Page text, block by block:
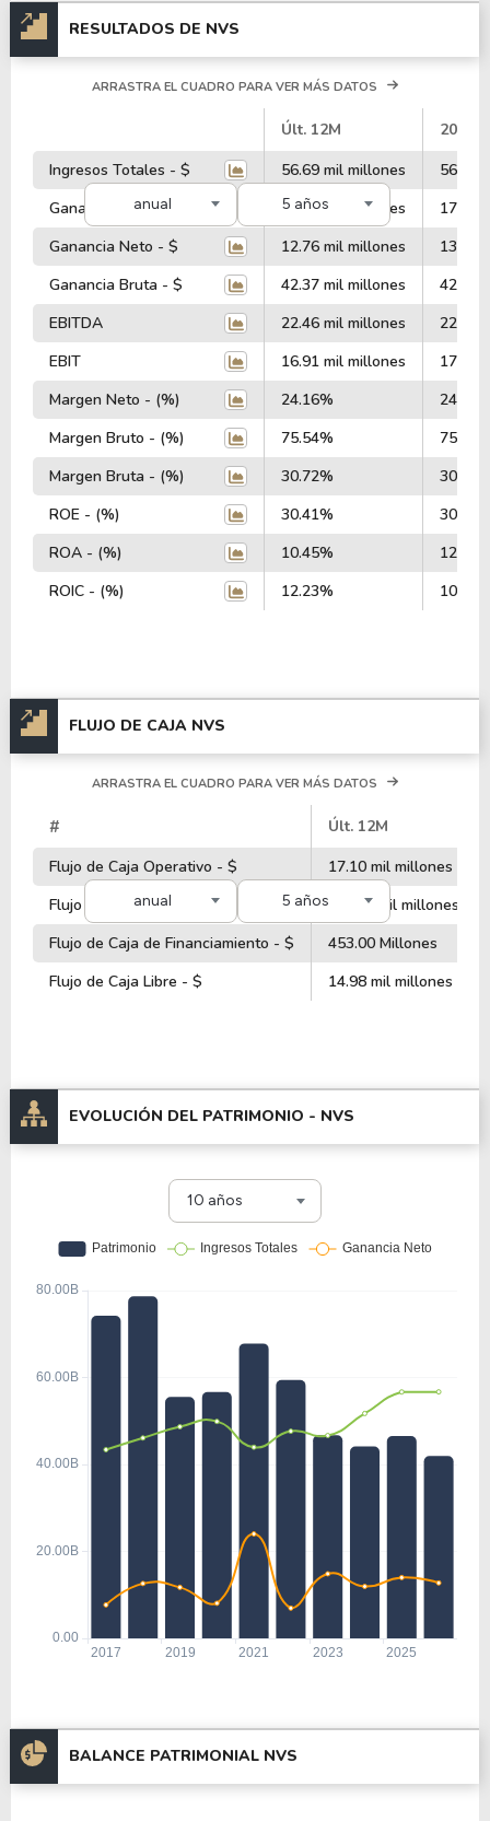
RESULTADOS DE NVS
anual 5 años
ARRASTRA EL CUADRO PARA VER MÁS DATOS
Últ. 12M
2025
Ingresos Totales - $
56.69 mil millones
56.67
Ganancia Operativa - $
17.10 mil millones
17.64
Ganancia Neto - $
12.76 mil millones
13.98
Ganancia Bruta - $
42.37 mil millones
42.98
EBITDA
22.46 mil millones
22.82
EBIT
16.91 mil millones
17.50
Margen Neto - (%)
24.16%
Margen Bruto - (%)
75.54%
Margen Bruta - (%)
30.72%
ROE - (%)
30.41%
ROA - (%)
10.45%
ROIC - (%)
12.23%
FLUJO DE CAJA NVS
anual 5 años
ARRASTRA EL CUADRO PARA VER MÁS DATOS
#
Últ. 12M
Flujo de Caja Operativo - $
17.10 mil millones
Flujo de Caja de Inversiones - $
-17.81 mil millones
Flujo de Caja de Financiamiento - $
453.00 Millones
Flujo de Caja Libre - $
14.98 mil millones
EVOLUCIÓN DEL PATRIMONIO - NVS
10 años
BALANCE PATRIMONIAL NVS